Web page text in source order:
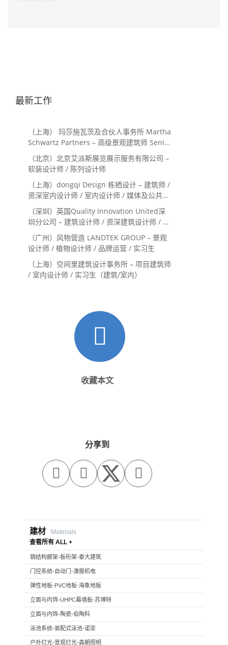
最新工作
（上海） 玛莎施瓦茨及合伙人事务所 Martha
Schwartz Partners – 高级景观建筑师 Senior
Landscape Designer / 景观建筑师
Landscape Designer
（北京）北京艾派斯展览展示服务有限公司 –
软装设计师 / 陈列设计师
（上海）dongqi Design 栋栖设计 – 建筑师 /
资深室内设计师 / 室内设计师 / 媒体及公共关
系主管 / 设计实习生（常年招聘）
（深圳）英国Quality Innovation United深
圳分公司 – 建筑设计师 / 资深建筑设计师 / 室
内设计师 / 设计实习生
（广州）风物营造 LANDTEK GROUP – 景观
设计师 / 植物设计师 / 品牌运营 / 实习生
（上海）空间里建筑设计事务所 – 项目建筑师
/ 室内设计师 / 实习生（建筑/室内）
收藏本文
分享到
  
建材
Materials
查看所有 ALL +
钢结构廊架-板桁架-泰大建筑
门控系统-自动门-濠振机电
弹性地板-PVC地板-海象地板
立面与内饰-UHPC幕墙板-苏博特
立面与内饰-陶瓷-伯陶科
泳池系统-装配式泳池-诺亚
户外灯光-景观灯光-森朝照明